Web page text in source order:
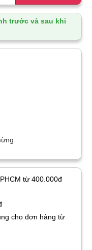
trước và sau khi
từ 400.000đ
cho đơn hàng từ